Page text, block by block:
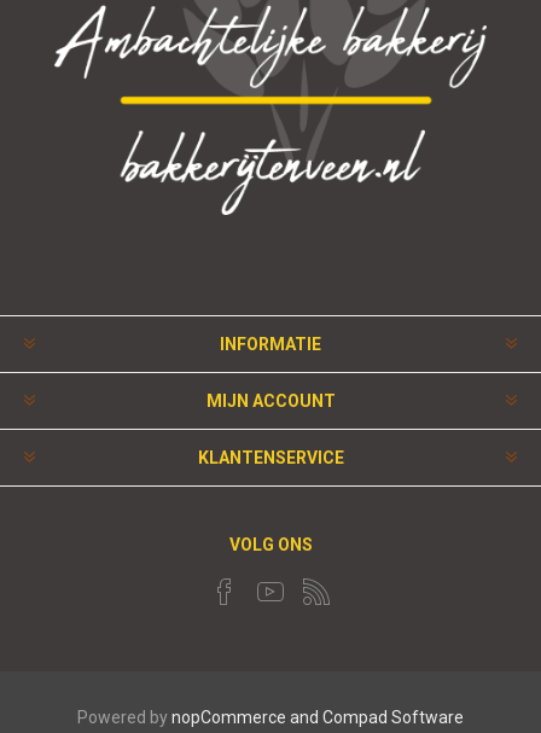
INFORMATIE
MIJN ACCOUNT
KLANTENSERVICE
VOLG ONS
Powered bynopCommerce and Compad Software